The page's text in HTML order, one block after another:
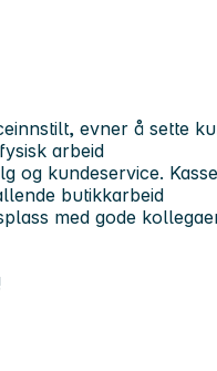
evner å sette
arbeid
og kundeservice.
butikkarbeid
med gode